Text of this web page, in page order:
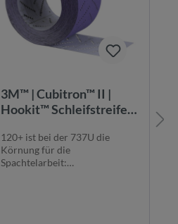
3M™ | Cubitron™ II |
Hookit™ Schleifstreifen
80 mm x 12 m, Multihole
| 7100155342
120+ ist bei der 737U die
Körnung für die
Spachtelarbeit: